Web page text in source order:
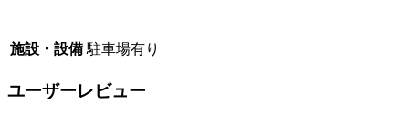
施設・設備 駐車場有り
ユーザーレビュー